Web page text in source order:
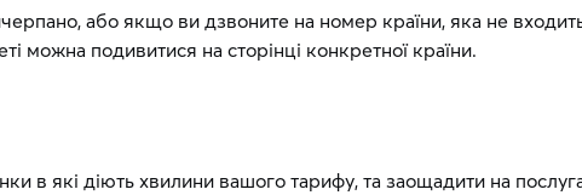
або якщо ви дзвоните на номер країни, яка не
можна подивитися на сторінці конкретної країни.
в які діють хвилини вашого тарифу, та заощадити на